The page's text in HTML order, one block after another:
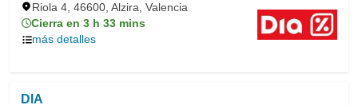
Riola 4, 46600, Alzira, Valencia
Cierra en 3 h 33 mins
más detalles
DIA